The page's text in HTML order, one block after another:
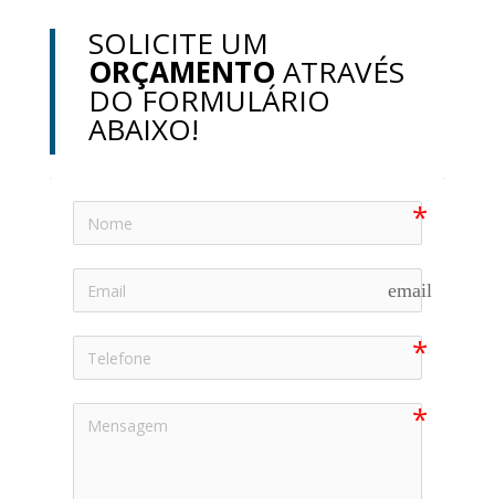
SOLICITE UM
ORÇAMENTO ATRAVÉS
DO FORMULÁRIO
ABAIXO!
email